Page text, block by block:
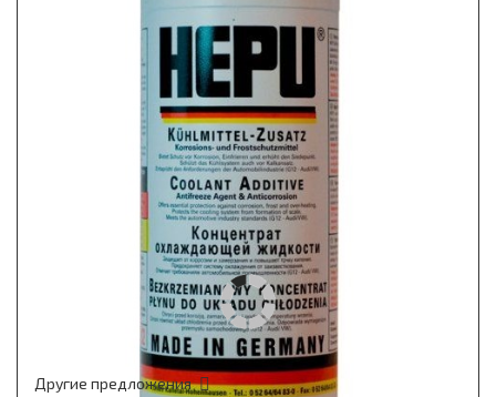
Другие предложения